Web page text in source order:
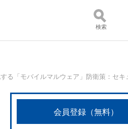
コンテンツ：
検索
会員登録（無料）